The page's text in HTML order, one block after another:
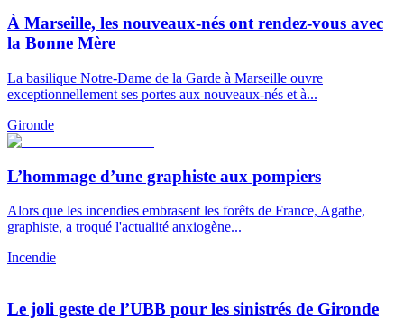
À Marseille, les nouveaux-nés ont rendez-vous avec
la Bonne Mère
La basilique Notre-Dame de la Garde à Marseille ouvre
exceptionnellement ses portes aux nouveaux-nés et à...
Gironde
L’hommage d’une graphiste aux pompiers
Alors que les incendies embrasent les forêts de France, Agathe,
graphiste, a troqué l'actualité anxiogène...
Incendie
Le joli geste de l’UBB pour les sinistrés de Gironde